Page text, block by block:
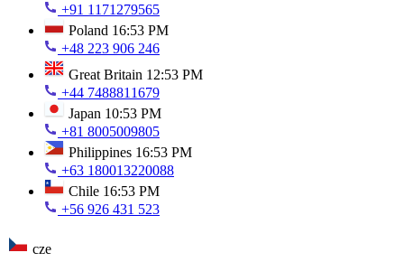
+91 1171279565
Poland 16:53 PM
+48 223 906 246
Great Britain 12:53 PM
+44 7488811679
Japan 10:53 PM
+81 8005009805
Philippines 16:53 PM
+63 180013220088
Chile 16:53 PM
+56 926 431 523
cze